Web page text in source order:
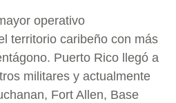
operativo
territorio caribeño con más
Puerto Rico llegó a
militares y actualmente
Fort Allen, Base